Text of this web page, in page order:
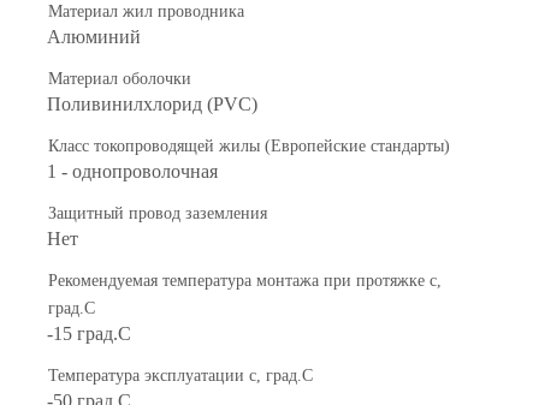
Материал жил проводника
Алюминий
Материал оболочки
Поливинилхлорид (PVC)
Класс токопроводящей жилы (Европейские стандарты)
1 - однопроволочная
Защитный провод заземления
Нет
Рекомендуемая температура монтажа при протяжке с,
град.C
-15 град.C
Температура эксплуатации с, град.C
-50 град.C